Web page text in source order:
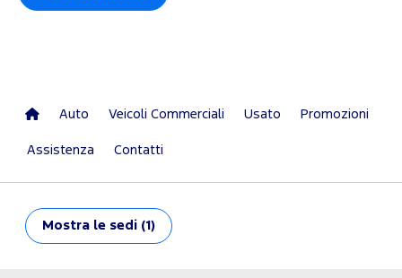
Auto Veicoli Commerciali Usato Promozioni
Assistenza Contatti
Mostra le sedi (1)